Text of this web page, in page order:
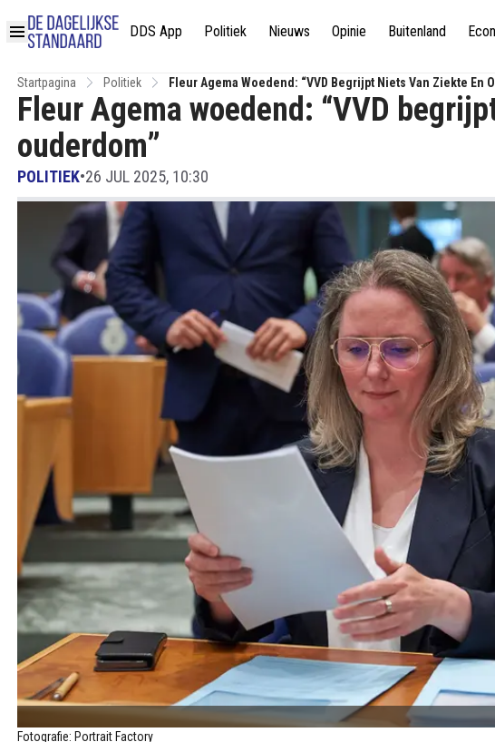
DDS App Politiek Nieuws Opinie Buitenland
Startpagina Politiek Fleur Agema Woedend: “VVD Begrijpt Niets Van Ziekte En
Fotografie: Portrait Factory
Fleur Agema woedend: “VVD
ouderdom”
POLITIEK•26 JUL 2025, 10:30